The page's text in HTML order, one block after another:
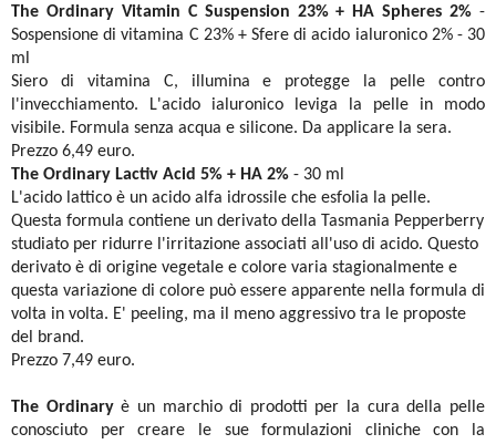
The Ordinary Vitamin C Suspension 23% + HA Spheres 2% -
Sospensione di vitamina C 23% + Sfere di acido ialuronico 2% - 30
ml
Siero di vitamina C, illumina e protegge la pelle contro
l'invecchiamento. L'acido ialuronico leviga la pelle in modo
visibile. Formula senza acqua e silicone. Da applicare la sera.
Prezzo 6,49 euro.
The Ordinary Lactiv Acid 5% + HA 2% - 30 ml
L'acido lattico è un acido alfa idrossile che esfolia la pelle.
Questa formula contiene un derivato della Tasmania Pepperberry
studiato per ridurre l'irritazione associati all'uso di acido. Questo
derivato è di origine vegetale e colore varia stagionalmente e
questa variazione di colore può essere apparente nella formula di
volta in volta. E' peeling, ma il meno aggressivo tra le proposte
del brand.
Prezzo 7,49 euro.
The Ordinaryè un marchio di prodotti per la cura della pelle
conosciuto per creare le sue formulazioni cliniche con la